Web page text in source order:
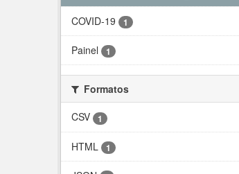
COVID-19 1
Painel 1
Formatos
CSV
1
HTML 1